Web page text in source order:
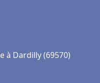
Dardilly (69570)